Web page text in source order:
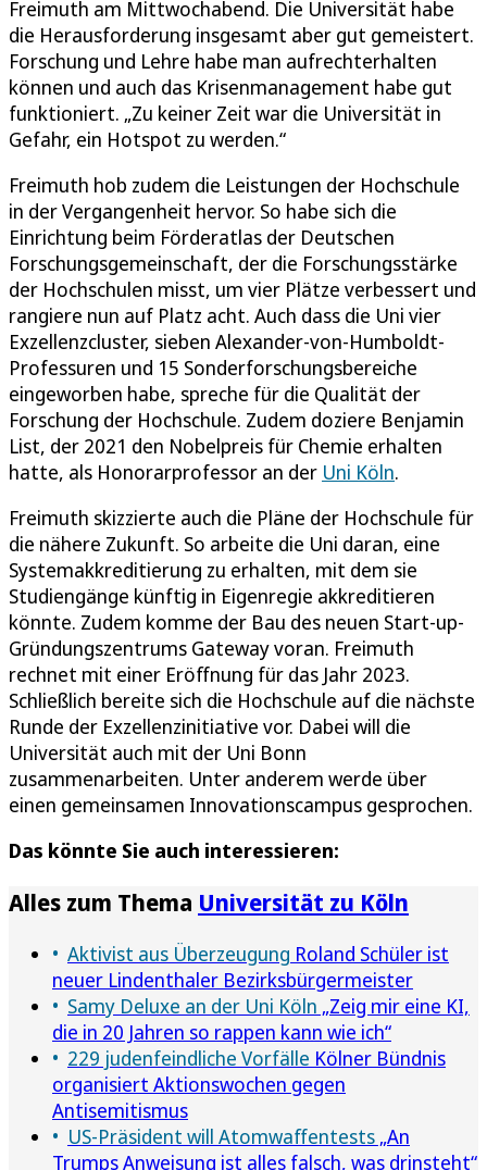
Freimuth am Mittwochabend. Die Universität habe
die Herausforderung insgesamt aber gut gemeistert.
Forschung und Lehre habe man aufrechterhalten
können und auch das Krisenmanagement habe gut
funktioniert. „Zu keiner Zeit war die Universität in
Gefahr, ein Hotspot zu werden.“
Freimuth hob zudem die Leistungen der Hochschule
in der Vergangenheit hervor. So habe sich die
Einrichtung beim Förderatlas der Deutschen
Forschungsgemeinschaft, der die Forschungsstärke
der Hochschulen misst, um vier Plätze verbessert und
rangiere nun auf Platz acht. Auch dass die Uni vier
Exzellenzcluster, sieben Alexander-von-Humboldt-
Professuren und 15 Sonderforschungsbereiche
eingeworben habe, spreche für die Qualität der
Forschung der Hochschule. Zudem doziere Benjamin
List, der 2021 den Nobelpreis für Chemie erhalten
hatte, als Honorarprofessor an der Uni Köln.
Freimuth skizzierte auch die Pläne der Hochschule für
die nähere Zukunft. So arbeite die Uni daran, eine
Systemakkreditierung zu erhalten, mit dem sie
Studiengänge künftig in Eigenregie akkreditieren
könnte. Zudem komme der Bau des neuen Start-up-
Gründungszentrums Gateway voran. Freimuth
rechnet mit einer Eröffnung für das Jahr 2023.
Schließlich bereite sich die Hochschule auf die nächste
Runde der Exzellenzinitiative vor. Dabei will die
Universität auch mit der Uni Bonn
zusammenarbeiten. Unter anderem werde über
einen gemeinsamen Innovationscampus gesprochen.
Das könnte Sie auch interessieren:
Alles zum Thema Universität zu Köln
Aktivist aus Überzeugung Roland Schüler ist
neuer Lindenthaler Bezirksbürgermeister
Samy Deluxe an der Uni Köln „Zeig mir eine KI,
die in 20 Jahren so rappen kann wie ich“
229 judenfeindliche Vorfälle Kölner Bündnis
organisiert Aktionswochen gegen
Antisemitismus
US-Präsident will Atomwaffentests „An
Trumps Anweisung ist alles falsch, was drinsteht“